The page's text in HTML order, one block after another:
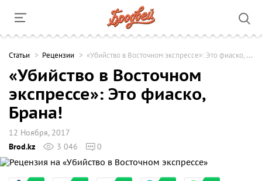
Cтатьи Рецензии «Убийство в Восточном экспрессе»: Это фиаско, Брана!
«Убийство в Восточном
экспрессе»: Это фиаско,
Брана!
12 Ноября, 2017
Brod.kz
3 046 0